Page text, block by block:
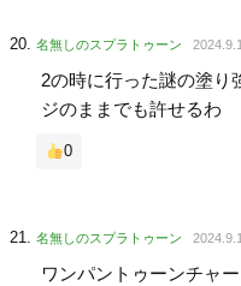
名無しのスプラトゥーン
2の時に行った謎の塗り
ジのままでも許せるわ
0
名無しのスプラトゥーン
ワンパントゥーンチャ